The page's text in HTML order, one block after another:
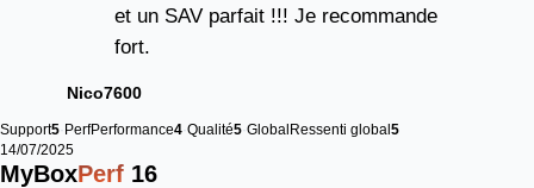
et un SAV parfait !!! Je recommande
fort.
Nico7600
Support5 PerfPerformance4 Qualité5 GlobalRessenti global5
14/07/2025
MyBoxPerf 16